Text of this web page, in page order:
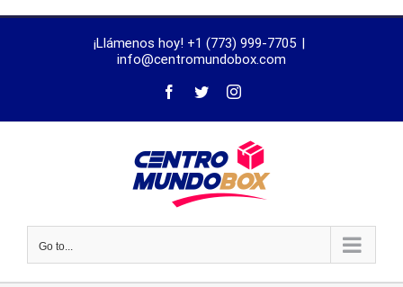
¡Llámenos hoy! +1 (773) 999-7705 |
info@centromundobox.com
Go to...